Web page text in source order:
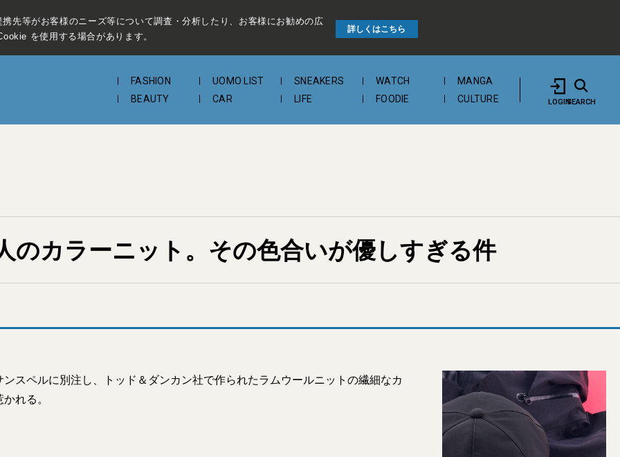
先等がお客様のニーズ等について調査・分析したり、お客様にお勧めの広
を使用する場合があります。
詳しくはこちら
FASHION UOMO LIST SNEAKERS WATCH
MANGA
BEAUTY
CAR LIFE FOODIE CULTURE LOGINSEARCH
のカラーニット。その色合いが優しすぎる件
ンスペルに別注し、トッド＆ダンカン社で作られたラムウールニットの繊細なカ
れる。